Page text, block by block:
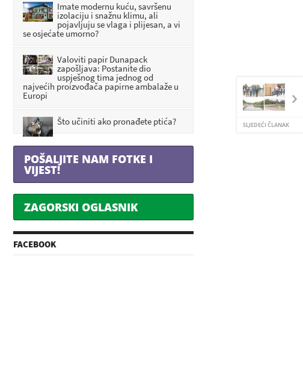
SLJEDEĆI ČLANAK
Imate modernu kuću, savršenu
izolaciju i snažnu klimu, ali
pojavljuju se vlaga i plijesan, a vi
se osjećate umorno?
Valoviti papir Dunapack
zapošljava: Postanite dio
uspješnog tima jednog od
najvećih proizvođača papirne ambalaže u
Europi
Što učiniti ako pronađete ptića?
POŠALJITE NAM FOTKE I
VIJEST!
ZAGORSKI OGLASNIK
FACEBOOK